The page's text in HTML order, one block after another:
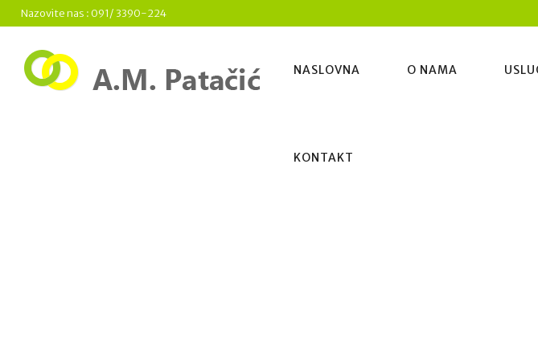
Nazovite nas :091/ 3390-224
NASLOVNA O NAMA
KONTAKT